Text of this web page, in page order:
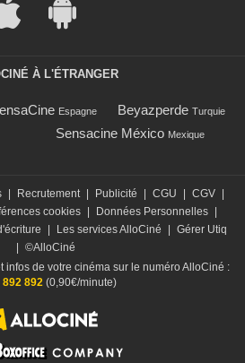
À L'ÉTRANGER
Espagne Beyazperde Turquie
Sensacine México Mexique
| Recrutement | Publicité | CGU | CGV |
cookies | Données Personnelles |
| Les services AlloCiné | Gérer Utiq
| ©AlloCiné
infos de votre cinéma sur le numéro AlloCiné :
892 892 (0,90€/minute)